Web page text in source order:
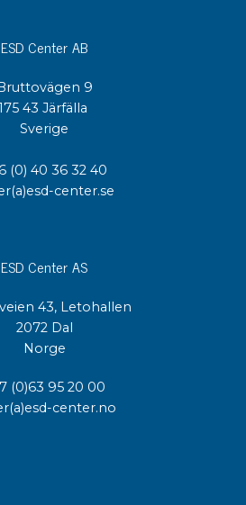
ESD Center AB
9
43 Järfälla
Sverige
(0) 40 36 32 40
center.se
ESD Center AS
43, Letohallen
2072 Dal
Norge
(0)63 95 20 00
center.no